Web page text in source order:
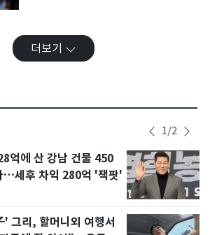
더보기
1/2
억에 산 강남 건물 450
…세후 차익 280억 '잭팟'
' 그리, 할머니외 여행서